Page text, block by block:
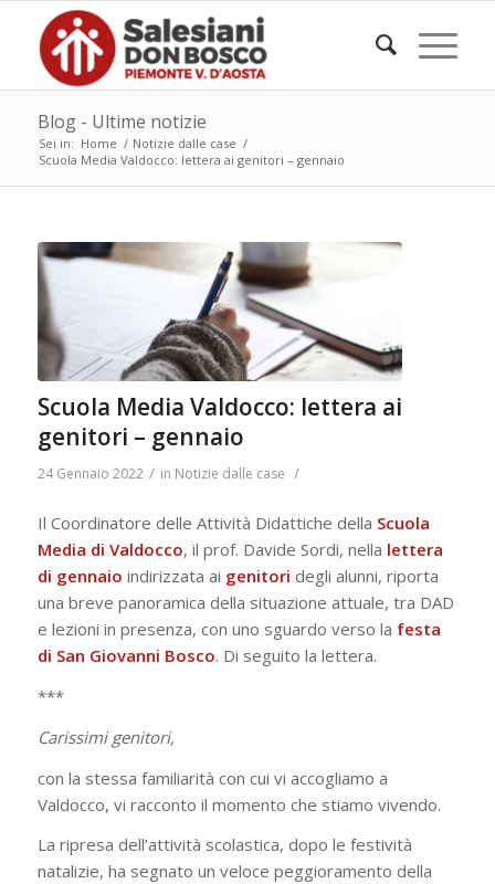
Blog - Ultime notizie
Sei in: Home / Notizie dalle case /
Scuola Media Valdocco: lettera ai genitori – gennaio
Scuola Media Valdocco: lettera ai
genitori – gennaio
24 Gennaio 2022 / in Notizie dalle case /
Il Coordinatore delle Attività Didattiche della Scuola
Media di Valdocco, il prof. Davide Sordi, nella lettera
di gennaio indirizzata ai genitori degli alunni, riporta
una breve panoramica della situazione attuale, tra DAD
e lezioni in presenza, con uno sguardo verso la festa
di San Giovanni Bosco. Di seguito la lettera.
***
Carissimi genitori,
con la stessa familiarità con cui vi accogliamo a
Valdocco, vi racconto il momento che stiamo vivendo.
La ripresa dell’attività scolastica, dopo le festività
natalizie, ha segnato un veloce peggioramento della